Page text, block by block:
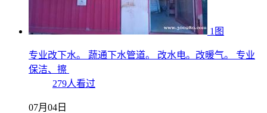
1图
专业改下水。 蔬通下水管道。 改水电。改暖气。 专业
保洁、擦
279人看过
07月04日